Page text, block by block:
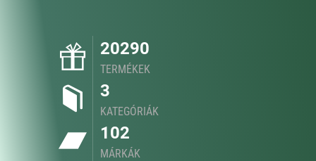
20290
TERMÉKEK
3
KATEGÓRIÁK
102
MÁRKÁK